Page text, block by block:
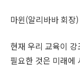
마윈(알리바바 회장
현재 우리 교육이
필요한 것은 미래에